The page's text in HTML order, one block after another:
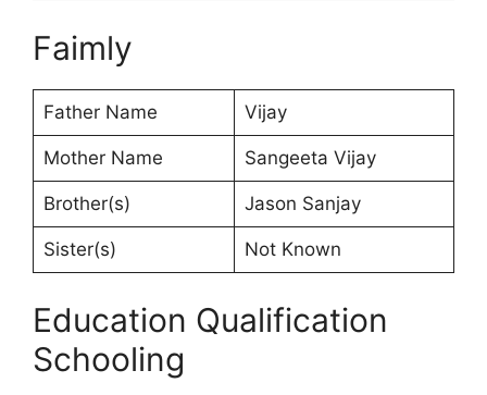
Faimly
Father Name Vijay
Mother Name Sangeeta Vijay
Brother(s) Jason Sanjay
Sister(s) Not Known
Education Qualification
Schooling